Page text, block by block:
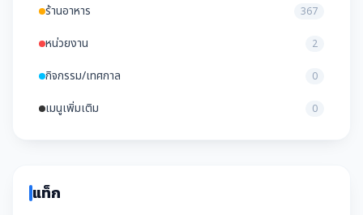
ร้านอาหาร 367
หน่วยงาน 2
กิจกรรม/เทศกาล 0
เมนูเพิ่มเติม 0
แท็ก